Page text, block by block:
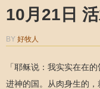
10月21日
BY 好牧人
「耶稣说：我实实在在
进神的国。从肉身生的